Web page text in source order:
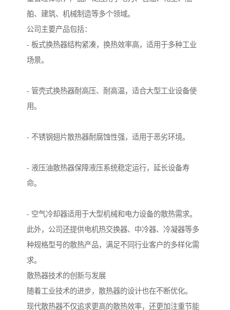
舶、建筑、机械制造等多个领域。
公司主要产品包括：
- 板式换热器结构紧凑，换热效率高，适用于多种工业
场景。
- 管壳式换热器耐高压、耐高温，适合大型工业设备使
用。
- 不锈钢翅片散热器耐腐蚀性强，适用于恶劣环境。
- 液压油散热器保障液压系统稳定运行，延长设备寿
命。
- 空气冷却器适用于大型机械和电力设备的散热需求。
此外，公司还提供电机热交换器、中冷器、冷凝器等多
种规格型号的散热产品，满足不同行业客户的多样化需
求。
散热器技术的创新与发展
随着工业技术的进步，散热器的设计也在不断优化。
现代散热器不仅追求更高的散热效率，还更加注重节能